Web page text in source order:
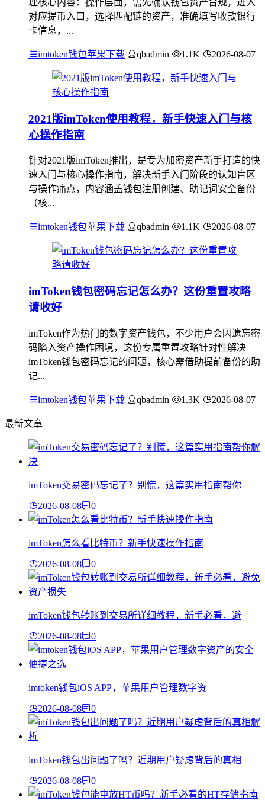
对应提币入口，选择匹配链的资产，准确填写收款银行
卡信息，...
imtoken钱包苹果下载 qbadmin 1.1K 2026-08-07
2021版imToken使用教程，新手快速入门与核
心操作指南
针对2021版imToken推出，是专为加密资产新手打造的快
速入门与核心操作指南，解决新手入门阶段的认知盲区
与操作痛点，内容涵盖钱包注册创建、助记词安全备份
（核...
imtoken钱包苹果下载 qbadmin 1.1K 2026-08-07
imToken钱包密码忘记怎么办？这份重置攻略
请收好
imToken作为热门的数字资产钱包，不少用户会因遗忘密
码陷入资产操作困境，这份专属重置攻略针对性解决
imToken钱包密码忘记的问题，核心需借助提前备份的助
记...
imtoken钱包苹果下载 qbadmin 1.3K 2026-08-07
最新文章
imToken交易密码忘记了？别慌，这篇实用指南帮你
2026-08-08 0
imToken怎么看比特币？新手快速操作指南
2026-08-08 0
imToken钱包转账到交易所详细教程，新手必看，避
2026-08-08 0
imtoken钱包iOS APP，苹果用户管理数字资
2026-08-08 0
imToken钱包出问题了吗？近期用户疑虑背后的真相
2026-08-08 0